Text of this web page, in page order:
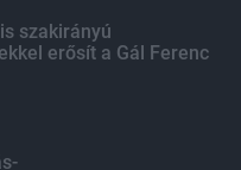
szakirányú
erősít a Gál Ferenc